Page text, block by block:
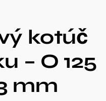
kotúč
– O 125
mm